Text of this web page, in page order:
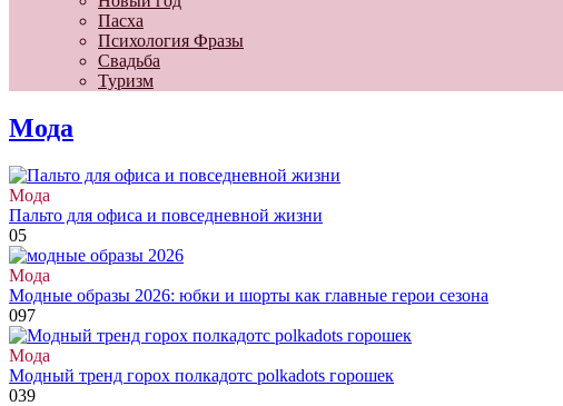
Пасха
Психология Фразы
Свадьба
Туризм
Мода
Мода
Пальто для офиса и повседневной жизни
05
Мода
Модные образы 2026: юбки и шорты как главные герои сезона
097
Мода
Модный тренд горох полкадотс polkadots горошек
039